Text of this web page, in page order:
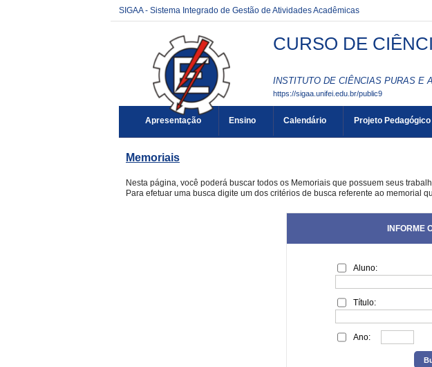
SIGAA - Sistema Integrado de Gestão de Atividades Acadêmicas
CURSO DE
INSTITUTO DE CIÊNCIAS PURAS E
https://sigaa.unifei.edu.br/public9
Apresentação Ensino Calendário Projeto
Memoriais
Nesta página, você poderá buscar todos os Memoriais que possuem seus
Para efetuar uma busca digite um dos critérios de busca referente ao memorial
INFORME
Aluno:
Título:
Ano: